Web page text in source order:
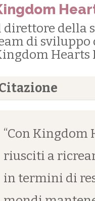
direttore della
di sviluppo
Hearts
“Con Kingdom
riusciti a
in termini di